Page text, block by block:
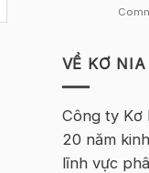
VỀ KƠ NIA
Công ty Kơ
20 năm
lĩnh vực